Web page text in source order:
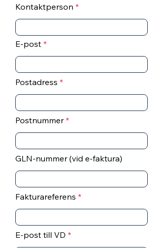
Kontaktperson
E-post
Postadress
Postnummer
GLN-nummer (vid e-faktura)
Fakturareferens
E-post till VD